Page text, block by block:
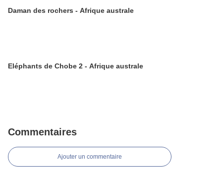
Daman des rochers - Afrique australe
Eléphants de Chobe 2 - Afrique australe
Commentaires
Ajouter un commentaire